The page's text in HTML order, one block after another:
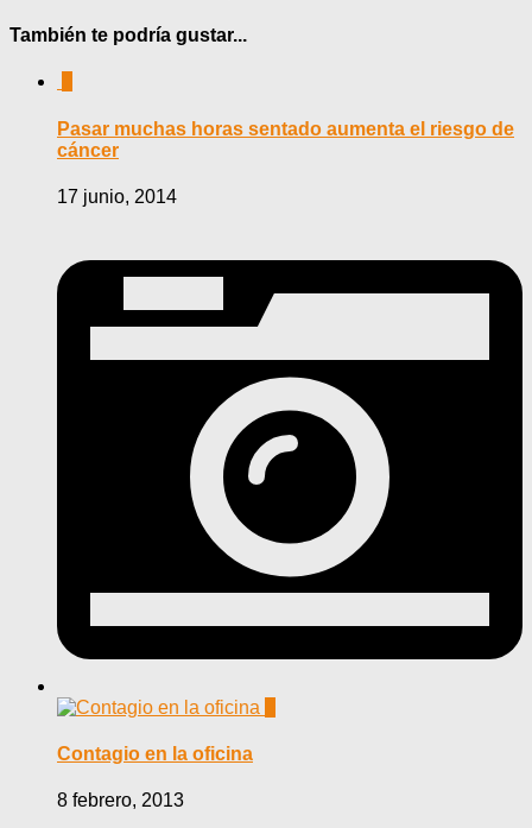
También te podría gustar...
Pasar muchas horas sentado aumenta el riesgo de
cáncer
17 junio, 2014
Contagio en la oficina
8 febrero, 2013